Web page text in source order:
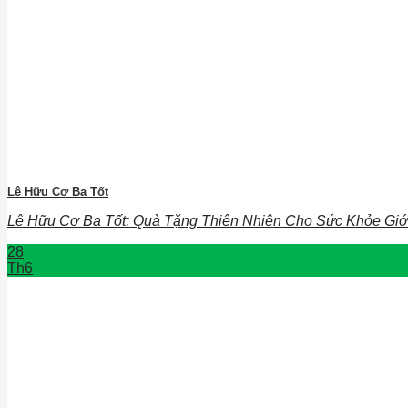
Lê Hữu Cơ Ba Tốt
Lê Hữu Cơ Ba Tốt: Quà Tặng Thiên Nhiên Cho Sức Khỏe
28
Th6